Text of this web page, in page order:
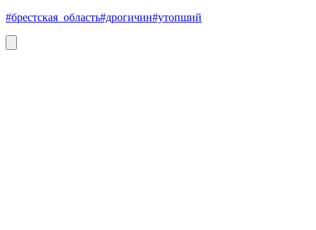
#брестская_область#дрогичин#утопший